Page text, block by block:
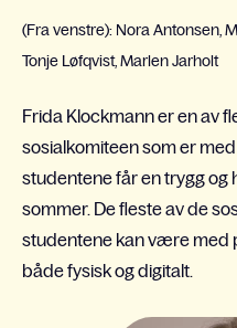
(Fra venstre): Nora Antonsen,
Tonje Løfqvist, Marlen Jarholt
Frida Klockmann er en av
sosialkomiteen som er
studentene får en trygg og
sommer. De fleste av de
studentene kan være med
både fysisk og digitalt.